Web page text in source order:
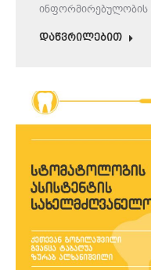
დაწვრილებით